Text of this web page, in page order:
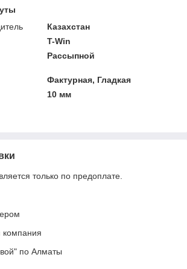
Казахстан
T-Win
Рассыпной
Фактурная, Гладкая
10 мм
только по предоплате.
компания
по Алматы